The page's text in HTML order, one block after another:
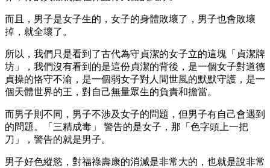
而且，男子是女子生的，女子的身體敗壞了，男子也會敗壞
掉，就全壞了。
所以，我們只是看到了古代為守貞潔的女子立的這塊「貞潔牌
坊」，我們沒有看到的是這份貞潔的背後，是一個女子對道德
貞操的恪守不渝，是一個弱女子對人間世風的默默守護，是一
個天體世界的王，對自己無量眾生的負責和擔當。
而男子則不同，男子不涉及女子的問題，但男子有自己會遇到
的問題。「三精成毒」 警告的是女子，那「色字頭上一把
刀」，警告的就是男子。
男子好色縱慾，對福祿壽康的消減是非常大的，也就是說非常